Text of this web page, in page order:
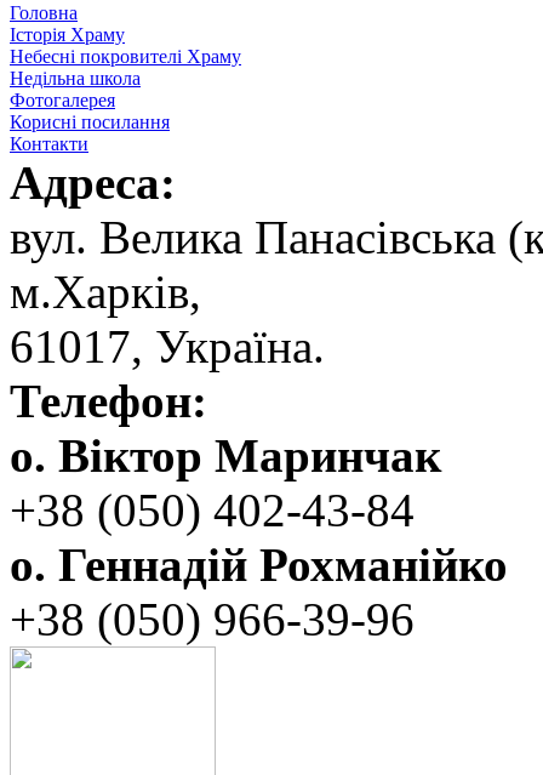
Головна
Історія Храму
Небесні покровителі Храму
Недільна школа
Фотогалерея
Корисні посилання
Контакти
Адреса:
вул. ‬Велика Панасівська
‬м.Харків,
‬61017, ‬Україна.‎
Телефон:
о. Віктор Маринчак
+38 (050)‭ 402-43-84
о. Геннадій Рохманійко
+38 (050)‭ ‬966-39-96